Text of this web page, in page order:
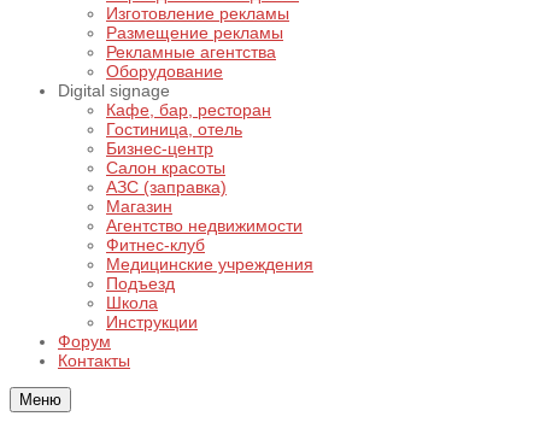
Изготовление рекламы
Размещение рекламы
Рекламные агентства
Оборудование
Digital signage
Кафе, бар, ресторан
Гостиница, отель
Бизнес-центр
Салон красоты
АЗС (заправка)
Магазин
Агентство недвижимости
Фитнес-клуб
Медицинские учреждения
Подъезд
Школа
Инструкции
Форум
Контакты
Меню